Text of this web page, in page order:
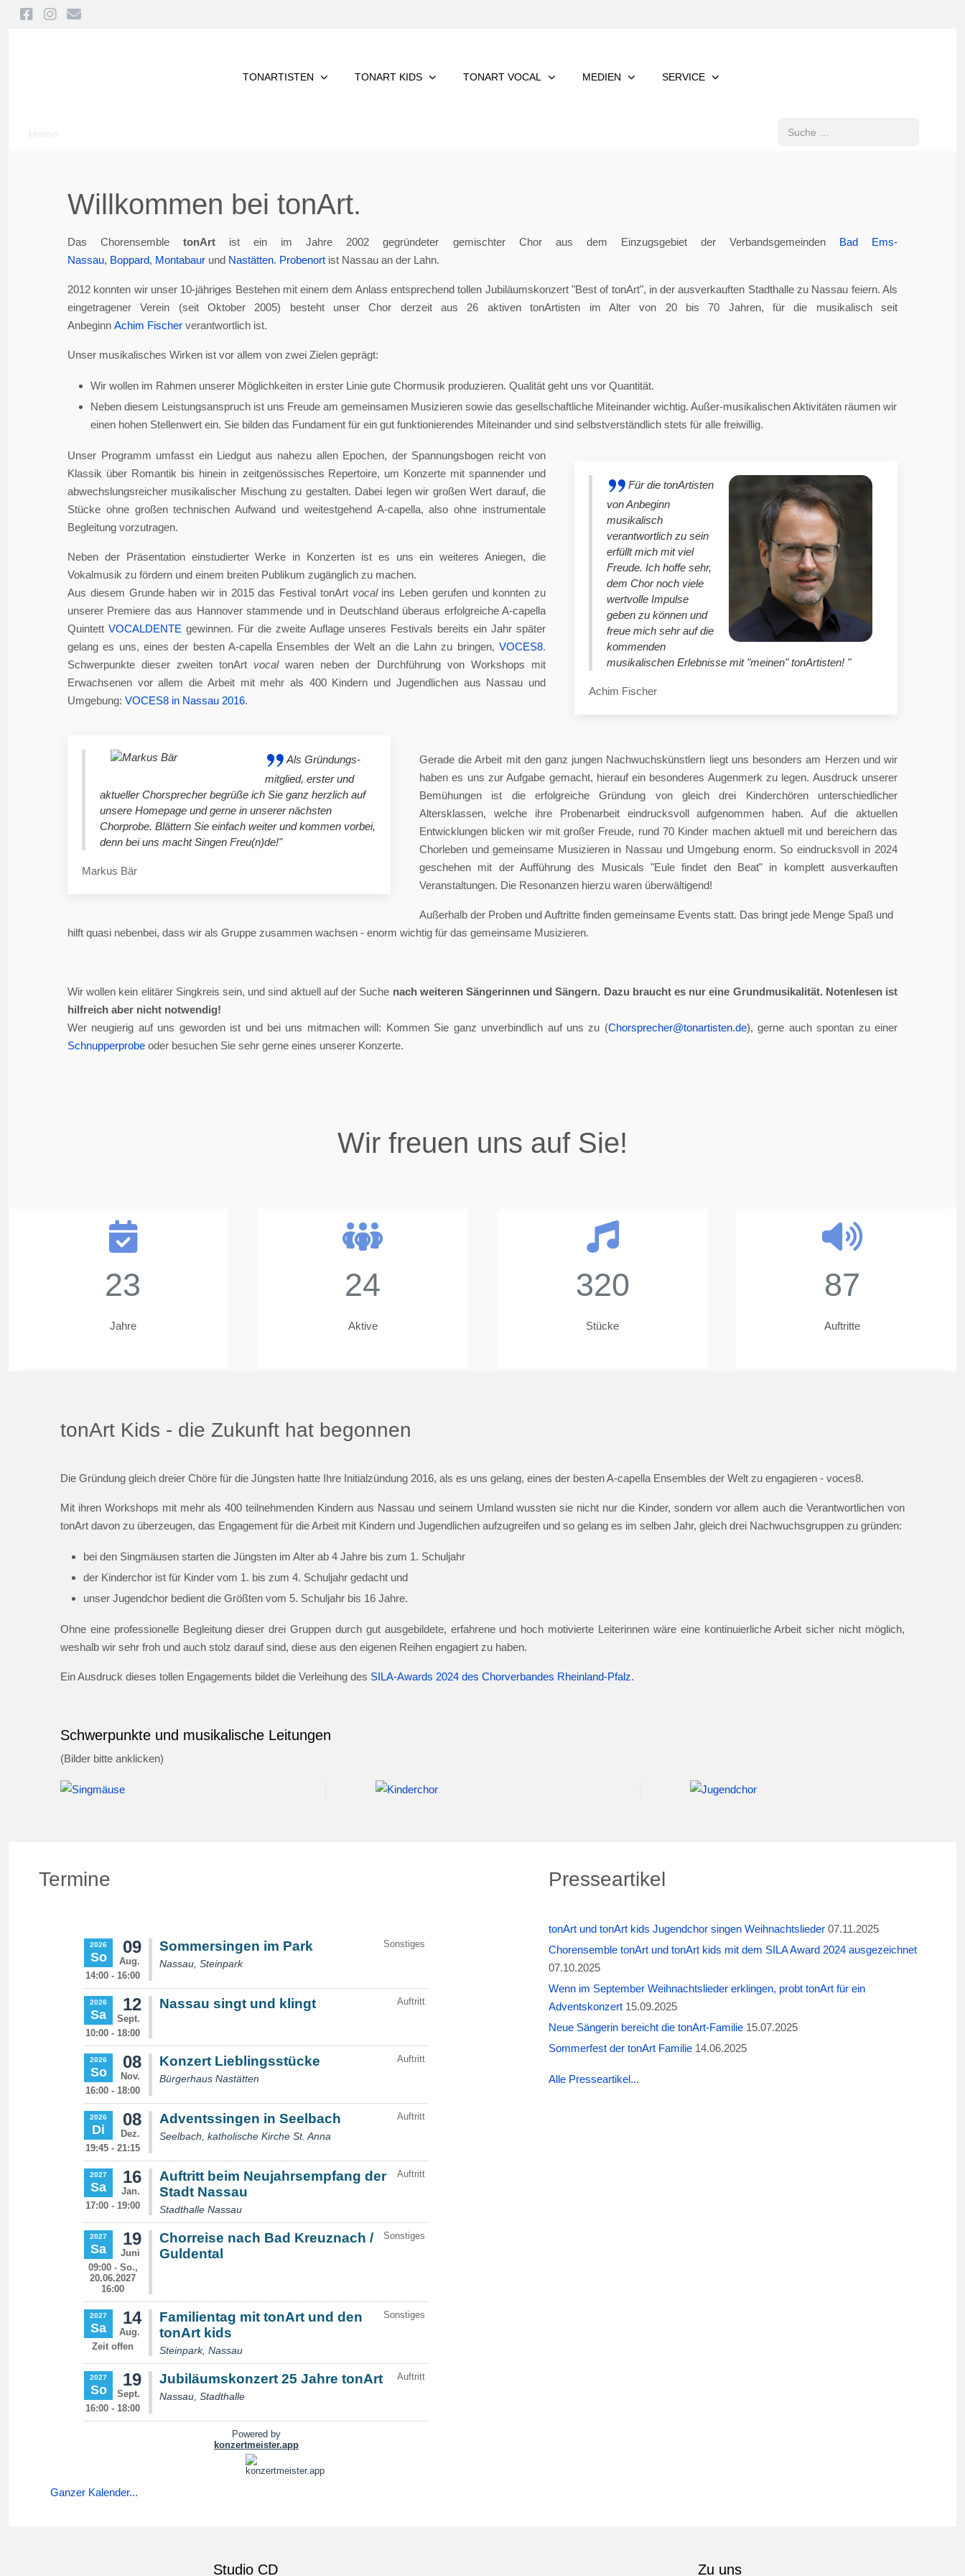
TONARTISTEN TONART KIDS TONART VOCAL MEDIEN SERVICE
Home
Suchen
Willkommen bei tonArt.
Das ChorensembletonArt ist ein im Jahre 2002 gegründeter gemischter Chor aus dem Einzugsgebiet der Verbandsgemeinden Bad Ems-
Nassau, Boppard, Montabaur und Nastätten. Probenort ist Nassau an der Lahn.
2012 konnten wir unser 10-jähriges Bestehen mit einem dem Anlass entsprechend tollen Jubiläumskonzert "Best of tonArt", in der ausverkauften Stadthalle zu Nassau feiern. Als
eingetragener Verein (seit Oktober 2005) besteht unser Chor derzeit aus 26 aktiven tonArtisten im Alter von 20 bis 70 Jahren, für die musikalisch seit
Anbeginn Achim Fischer verantwortlich ist.
Unser musikalisches Wirken ist vor allem von zwei Zielen geprägt:
Wir wollen im Rahmen unserer Möglichkeiten in erster Linie gute Chormusik produzieren. Qualität geht uns vor Quantität.
Neben diesem Leistungsanspruch ist uns Freude am gemeinsamen Musizieren sowie das gesellschaftliche Miteinander wichtig. Außer-musikalischen Aktivitäten räumen wir
einen hohen Stellenwert ein. Sie bilden das Fundament für ein gut funktionierendes Miteinander und sind selbstverständlich stets für alle freiwillig.
Für die tonArtisten
von Anbeginn
musikalisch
verantwortlich zu sein
erfüllt mich mit viel
Freude. Ich hoffe sehr,
dem Chor noch viele
wertvolle Impulse
geben zu können und
freue mich sehr auf die
kommenden
musikalischen Erlebnisse mit "meinen" tonArtisten! "
Achim Fischer
Unser Programm umfasst ein Liedgut aus nahezu allen Epochen, der Spannungsbogen reicht von
Klassik über Romantik bis hinein in zeitgenössisches Repertoire, um Konzerte mit spannender und
abwechslungsreicher musikalischer Mischung zu gestalten. Dabei legen wir großen Wert darauf, die
Stücke ohne großen technischen Aufwand und weitestgehend A-capella, also ohne instrumentale
Begleitung vorzutragen.
Neben der Präsentation einstudierter Werke in Konzerten ist es uns ein weiteres Aniegen, die
Vokalmusik zu fördern und einem breiten Publikum zugänglich zu machen.
Aus diesem Grunde haben wir in 2015 das Festival tonArt vocal ins Leben gerufen und konnten zu
unserer Premiere das aus Hannover stammende und in Deutschland überaus erfolgreiche A-capella
Quintett VOCALDENTE gewinnen. Für die zweite Auflage unseres Festivals bereits ein Jahr später
gelang es uns, eines der besten A-capella Ensembles der Welt an die Lahn zu bringen, VOCES8.
Schwerpunkte dieser zweiten tonArt vocalwaren neben der Durchführung von Workshops mit
Erwachsenen vor allem die Arbeit mit mehr als 400 Kindern und Jugendlichen aus Nassau und
Umgebung: VOCES8 in Nassau 2016.
Als Gründungs-
mitglied, erster und
aktueller Chorsprecher begrüße ich Sie ganz herzlich auf
unsere Homepage und gerne in unserer nächsten
Chorprobe. Blättern Sie einfach weiter und kommen vorbei,
denn bei uns macht Singen Freu(n)de!"
Markus Bär
Gerade die Arbeit mit den ganz jungen Nachwuchskünstlern liegt uns besonders am Herzen und wir
haben es uns zur Aufgabe gemacht, hierauf ein besonderes Augenmerk zu legen. Ausdruck unserer
Bemühungen ist die erfolgreiche Gründung von gleich drei Kinderchören unterschiedlicher
Altersklassen, welche ihre Probenarbeit eindrucksvoll aufgenommen haben. Auf die aktuellen
Entwicklungen blicken wir mit großer Freude, rund 70 Kinder machen aktuell mit und bereichern das
Chorleben und gemeinsame Musizieren in Nassau und Umgebung enorm. So eindrucksvoll in 2024
geschehen mit der Aufführung des Musicals "Eule findet den Beat" in komplett ausverkauften
Veranstaltungen. Die Resonanzen hierzu waren überwältigend!
Außerhalb der Proben und Auftritte finden gemeinsame Events statt. Das bringt jede Menge Spaß und
hilft quasi nebenbei, dass wir als Gruppe zusammen wachsen - enorm wichtig für das gemeinsame Musizieren.
Wir wollen kein elitärer Singkreis sein, und sind aktuell auf der Suche nach weiteren Sängerinnen und Sängern. Dazu braucht es nur eine Grundmusikalität. Notenlesen ist
hilfreich aber nicht notwendig!
Wer neugierig auf uns geworden ist und bei uns mitmachen will: Kommen Sie ganz unverbindlich auf uns zu (Chorsprecher@tonartisten.de), gerne auch spontan zu einer
Schnupperprobe oder besuchen Sie sehr gerne eines unserer Konzerte.
Wir freuen uns auf Sie!
23
Jahre
24
Aktive
320
Stücke
87
Auftritte
tonArt Kids - die Zukunft hat begonnen
Die Gründung gleich dreier Chöre für die Jüngsten hatte Ihre Initialzündung 2016, als es uns gelang, eines der besten A-capella Ensembles der Welt zu engagieren - voces8.
Mit ihren Workshops mit mehr als 400 teilnehmenden Kindern aus Nassau und seinem Umland wussten sie nicht nur die Kinder, sondern vor allem auch die Verantwortlichen von
tonArt davon zu überzeugen, das Engagement für die Arbeit mit Kindern und Jugendlichen aufzugreifen und so gelang es im selben Jahr, gleich drei Nachwuchsgruppen zu gründen:
bei den Singmäusen starten die Jüngsten im Alter ab 4 Jahre bis zum 1. Schuljahr
der Kinderchor ist für Kinder vom 1. bis zum 4. Schuljahr gedacht und
unser Jugendchor bedient die Größten vom 5. Schuljahr bis 16 Jahre.
Ohne eine professionelle Begleitung dieser drei Gruppen durch gut ausgebildete, erfahrene und hoch motivierte Leiterinnen wäre eine kontinuierliche Arbeit sicher nicht möglich,
weshalb wir sehr froh und auch stolz darauf sind, diese aus den eigenen Reihen engagiert zu haben.
Ein Ausdruck dieses tollen Engagements bildet die Verleihung des SILA-Awards 2024 des Chorverbandes Rheinland-Pfalz.
Schwerpunkte und musikalische Leitungen
(Bilder bitte anklicken)
Termine
Ganzer Kalender...
Presseartikel
tonArt und tonArt kids Jugendchor singen Weihnachtslieder 07.11.2025
Chorensemble tonArt und tonArt kids mit dem SILA Award 2024 ausgezeichnet
07.10.2025
Wenn im September Weihnachtslieder erklingen, probt tonArt für ein
Adventskonzert 15.09.2025
Neue Sängerin bereicht die tonArt-Familie 15.07.2025
Sommerfest der tonArt Familie 14.06.2025
Alle Presseartikel...
Studio CD Zu uns